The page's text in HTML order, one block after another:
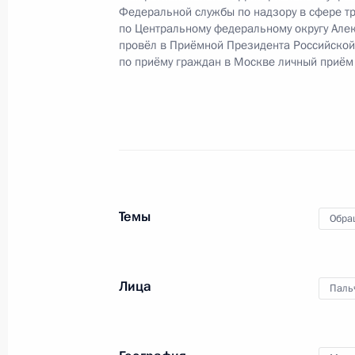
Федерации по городу Москве
Российской Федерации по приёму
2 июля 2026 года, 19:02
Российской Федерации по
Президента Российской
2 июля 2026 года, 19:00
Приняты меры по итогам личного
Федеральной службы по надзору в сфере
по Центральному федеральному округу
провёл в Приёмной Президента
по приёму граждан в Москве личный
Темы
Лица